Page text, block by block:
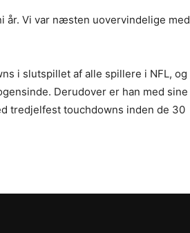
Vi var næsten uovervindelige med
i slutspillet af alle spillere i NFL, og
Derudover er han med sine
tredjelfest touchdowns inden de 30